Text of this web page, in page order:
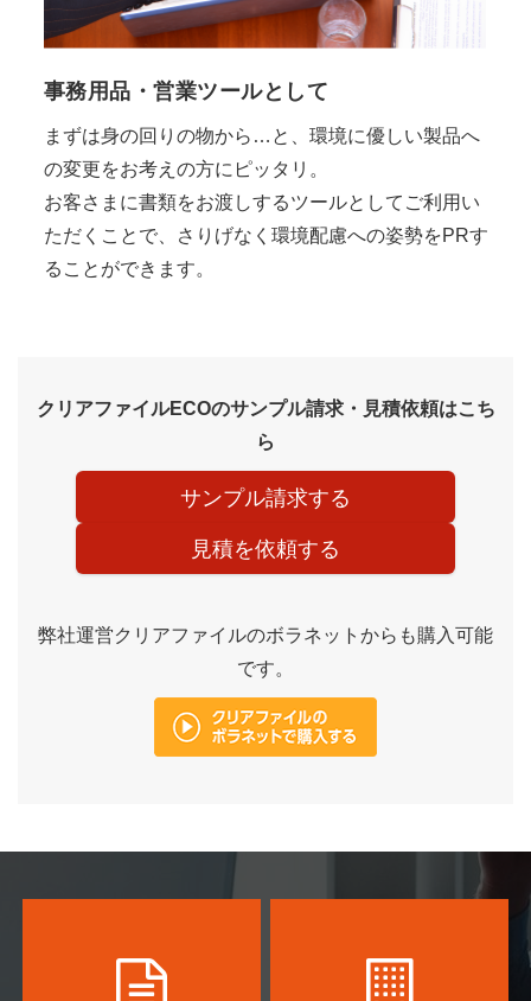
事務用品・営業ツールとして
まずは身の回りの物から…と、環境に優しい製品へ
の変更をお考えの方にピッタリ。
お客さまに書類をお渡しするツールとしてご利用い
ただくことで、さりげなく環境配慮への姿勢をPRす
ることができます。
クリアファイルECOのサンプル請求・見積依頼はこち
ら
サンプル請求する
見積を依頼する
弊社運営クリアファイルのボラネットからも購入可能
です。